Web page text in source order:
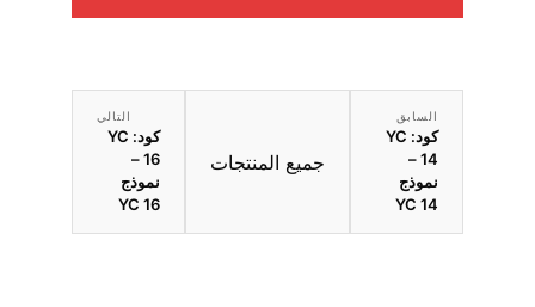
السابق
كود: YC
14 –
نموذج
YC 14
جميع المنتجات
التالي
كود: YC
16 –
نموذج
YC 16